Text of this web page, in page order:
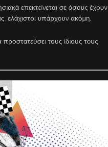
επεκτείνεται σε όσους έχουν
ελάχιστοι υπάρχουν ακόμη.
τους ίδιους τους